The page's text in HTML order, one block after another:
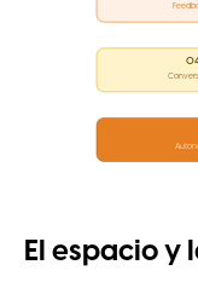
El espacio y